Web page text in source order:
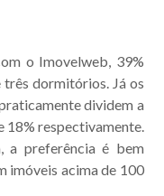
o Imovelweb, 39%
três dormitórios. Já os
dividem a
18% respectivamente.
a preferência é bem
imóveis acima de 100